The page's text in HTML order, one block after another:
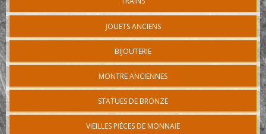
JOUETS ANCIENS
BIJOUTERIE
MONTRE ANCIENNES
STATUES DE BRONZE
VIEILLES PIÈCES DE MONNAIE